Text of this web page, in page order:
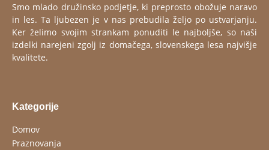
Smo mlado družinsko podjetje, ki preprosto obožuje naravo
in les. Ta ljubezen je v nas prebudila željo po ustvarjanju.
Ker želimo svojim strankam ponuditi le najboljše, so naši
izdelki narejeni zgolj iz domačega, slovenskega lesa najvišje
kvalitete.
Kategorije
Domov
Praznovanja